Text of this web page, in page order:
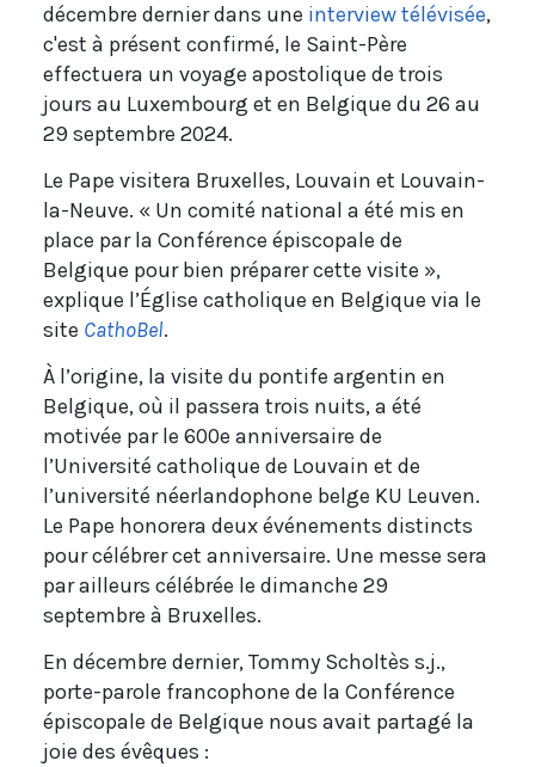
décembre dernier dans une interview télévisée,
c'est à présent confirmé, le Saint-Père
effectuera un voyage apostolique de trois
jours au Luxembourg et en Belgique du 26 au
29 septembre 2024.
Le Pape visitera Bruxelles, Louvain et Louvain-
la-Neuve. « Un comité national a été mis en
place par la Conférence épiscopale de
Belgique pour bien préparer cette visite »,
explique l’Église catholique en Belgique via le
site CathoBel.
À l’origine, la visite du pontife argentin en
Belgique, où il passera trois nuits, a été
motivée par le 600e anniversaire de
l’Université catholique de Louvain et de
l’université néerlandophone belge KU Leuven.
Le Pape honorera deux événements distincts
pour célébrer cet anniversaire. Une messe sera
par ailleurs célébrée le dimanche 29
septembre à Bruxelles.
En décembre dernier, Tommy Scholtès s.j.,
porte-parole francophone de la Conférence
épiscopale de Belgique nous avait partagé la
joie des évêques :